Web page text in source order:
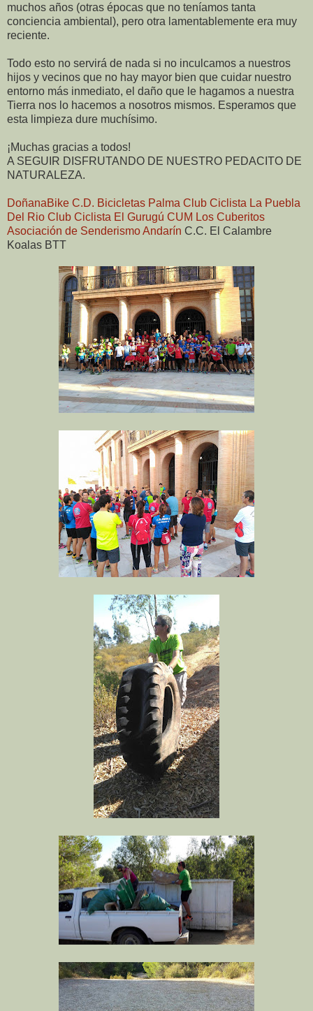
muchos años (otras épocas que no teníamos tanta
conciencia ambiental), pero otra lamentablemente era muy
reciente.
Todo esto no servirá de nada si no inculcamos a nuestros
hijos y vecinos que no hay mayor bien que cuidar nuestro
entorno más inmediato, el daño que le hagamos a nuestra
Tierra nos lo hacemos a nosotros mismos. Esperamos que
esta limpieza dure muchísimo.
¡Muchas gracias a todos!
A SEGUIR DISFRUTANDO DE NUESTRO PEDACITO DE
NATURALEZA.
DoñanaBike C.D. Bicicletas Palma Club Ciclista La Puebla
Del Rio Club Ciclista El Gurugú CUM Los Cuberitos
Asociación de Senderismo Andarín C.C. El Calambre
Koalas BTT